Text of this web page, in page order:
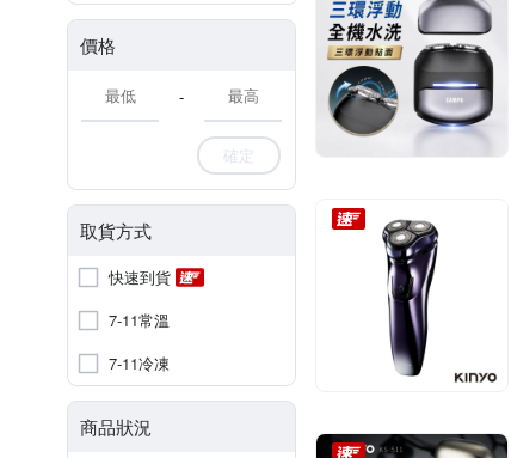
價格
-
確定
取貨方式
快速到貨
7-11常溫
7-11冷凍
商品狀況